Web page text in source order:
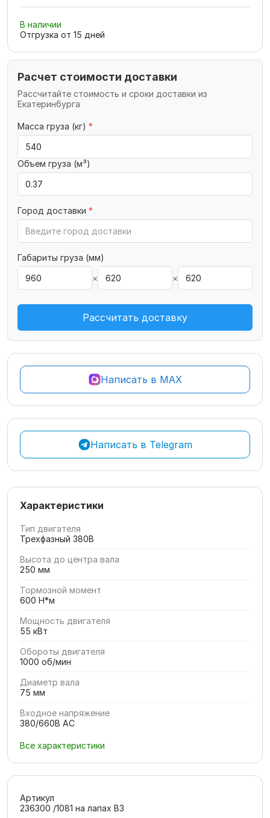
В наличии
Отгрузка от 15 дней
Расчет стоимости доставки
Рассчитайте стоимость и сроки доставки из
Екатеринбурга
Масса груза (кг) *
Объем груза (м³)
Город доставки *
Габариты груза (мм)
×
×
Рассчитать доставку
Написать в MAX
Написать в Telegram
Характеристики
Тип двигателя
Трехфазный 380В
Высота до центра вала
250 мм
Тормозной момент
600 Н*м
Мощность двигателя
55 кВт
Обороты двигателя
1000 об/мин
Диаметр вала
75 мм
Входное напряжение
380/660В AC
Все характеристики
Артикул
236300 /1081 на лапах В3